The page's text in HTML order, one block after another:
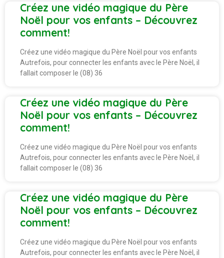
Créez une vidéo magique du Père
Noël pour vos enfants – Découvrez
comment!
Créez une vidéo magique du Père Noël pour vos enfants
Autrefois, pour connecter les enfants avec le Père Noël, il
fallait composer le (08) 36
Créez une vidéo magique du Père
Noël pour vos enfants – Découvrez
comment!
Créez une vidéo magique du Père Noël pour vos enfants
Autrefois, pour connecter les enfants avec le Père Noël, il
fallait composer le (08) 36
Créez une vidéo magique du Père
Noël pour vos enfants – Découvrez
comment!
Créez une vidéo magique du Père Noël pour vos enfants
Autrefois, pour connecter les enfants avec le Père Noël, il